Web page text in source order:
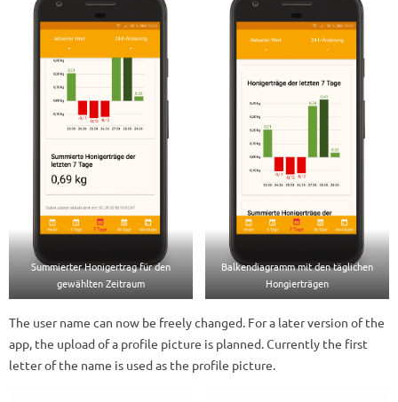
Summierter Honigertrag für den
gewählten Zeitraum
Balkendiagramm mit den täglichen
Hongierträgen
The user name can now be freely changed. For a later version of the
app, the upload of a profile picture is planned. Currently the first
letter of the name is used as the profile picture.